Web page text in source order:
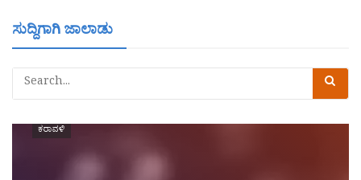
ಸುದ್ದಿಗಾಗಿ ಜಾಲಾಡು
ಕರಾವಳಿ